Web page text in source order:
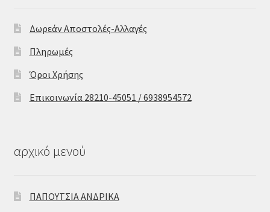
Δωρεάν Αποστολές-Αλλαγές
Πληρωμές
Όροι Χρήσης
Επικοινωνία 28210-45051 / 6938954572
αρχικό μενού
ΠΑΠΟΥΤΣΙΑ ΑΝΔΡΙΚΑ